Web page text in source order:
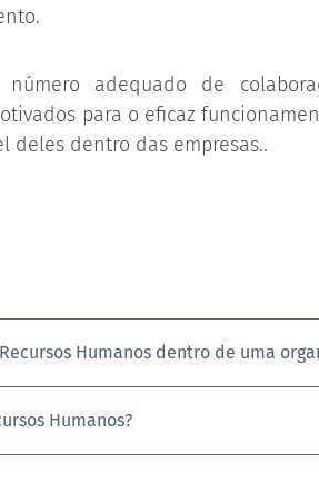
adequado de
para o eficaz
deles dentro das empresas..
Humanos dentro de uma
Humanos?